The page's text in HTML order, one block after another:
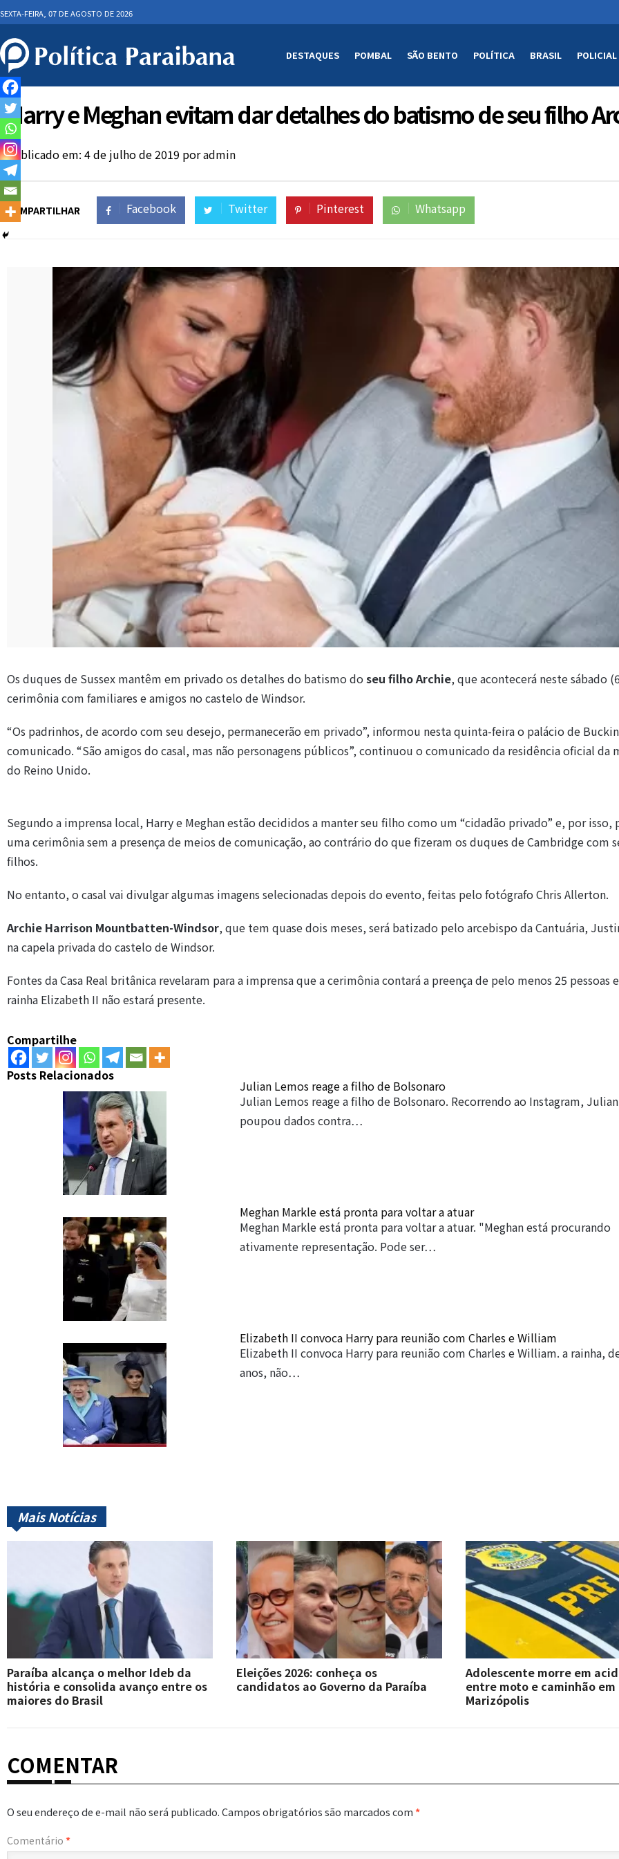
SEXTA-FEIRA, 07 DE AGOSTO DE 2026
DESTAQUES POMBAL SÃO BENTO POLÍTICA BRASIL POLICIAL
Harry e Meghan evitam dar detalhes do batismo de seu filho
Publicado em: 4 de julho de 2019 poradmin
COMPARTILHAR Facebook Twitter Pinterest Whatsapp
Os duques de Sussex mantêm em privado os detalhes do batismo doseu filho Archie, que acontecerá neste sábado
cerimônia com familiares e amigos no castelo de Windsor.
“Os padrinhos, de acordo com seu desejo, permanecerão em privado”, informou nesta quinta-feira o palácio de
comunicado. “São amigos do casal, mas não personagens públicos”, continuou o comunicado da residência oficial da
do Reino Unido.
Segundo a imprensa local, Harry e Meghan estão decididos a manter seu filho como um “cidadão privado” e, por isso,
uma cerimônia sem a presença de meios de comunicação, ao contrário do que fizeram os duques de Cambridge com
filhos.
No entanto, o casal vai divulgar algumas imagens selecionadas depois do evento, feitas pelo fotógrafo Chris Allerton.
Archie Harrison Mountbatten-Windsor, que tem quase dois meses, será batizado pelo arcebispo da Cantuária,
na capela privada do castelo de Windsor.
Fontes da Casa Real britânica revelaram para a imprensa que a cerimônia contará a preença de pelo menos 25 pessoas
rainha Elizabeth II não estará presente.
Compartilhe
Posts Relacionados
Julian Lemos reage a filho de Bolsonaro
Julian Lemos reage a filho de Bolsonaro. Recorrendo ao Instagram,
poupou dados contra…
Meghan Markle está pronta para voltar a atuar
Meghan Markle está pronta para voltar a atuar. "Meghan está procurando
ativamente representação. Pode ser…
Elizabeth II convoca Harry para reunião com Charles e William
Elizabeth II convoca Harry para reunião com Charles e William. a rainha,
anos, não…
Mais Notícias
Paraíba alcança o melhor Ideb da
história e consolida avanço entre os
maiores do Brasil
Eleições 2026: conheça os
candidatos ao Governo da Paraíba
Adolescente morre em
entre moto e caminhão em
Marizópolis
COMENTAR
O seu endereço de e-mail não será publicado.Campos obrigatórios são marcados com*
Comentário *